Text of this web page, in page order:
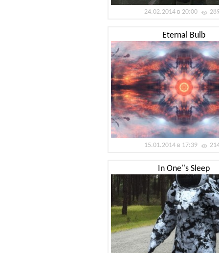
24.02.2014 в 20:00
Eternal Bulb
15.01.2014 в 17:39
In One''s Sleep